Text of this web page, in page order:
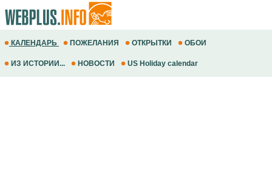
КАЛЕНДАРЬ ПОЖЕЛАНИЯ ОТКРЫТКИ ОБОИ
ИЗ ИСТОРИИ... НОВОСТИ US Holiday calendar